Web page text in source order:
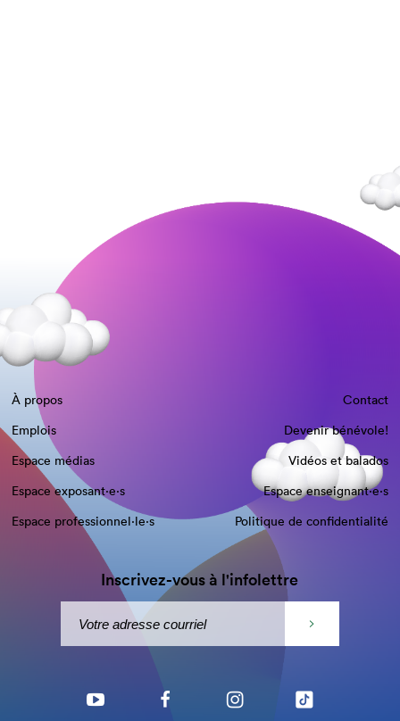
À propos
Contact
Emplois
Devenir bénévole!
Espace médias
Vidéos et balados
Espace exposant·e⋅s
Espace enseignant·e⋅s
Espace professionnel·le⋅s
Politique de confidentialité
Inscrivez-vous à l'infolettre